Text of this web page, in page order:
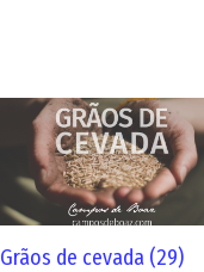
Grãos de cevada (29)